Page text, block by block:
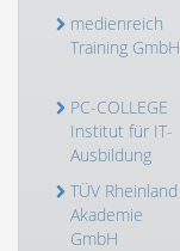
medienreich
Training GmbH
PC-COLLEGE
Institut für IT-
Ausbildung
TÜV Rheinland
Akademie
GmbH